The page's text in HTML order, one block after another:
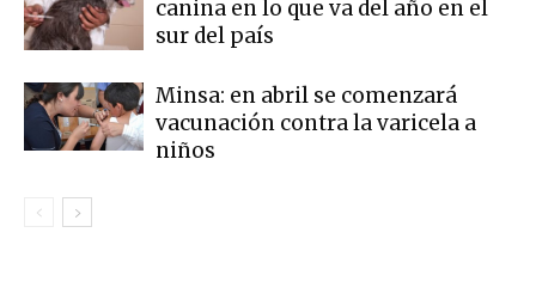
canina en lo que va del año en el
sur del país
Minsa: en abril se comenzará
vacunación contra la varicela a
niños